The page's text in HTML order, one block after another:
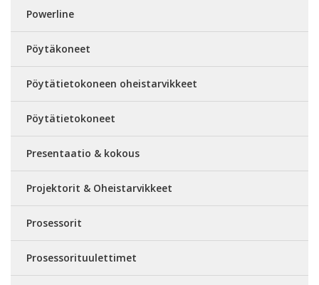
Powerline
Pöytäkoneet
Pöytätietokoneen oheistarvikkeet
Pöytätietokoneet
Presentaatio & kokous
Projektorit & Oheistarvikkeet
Prosessorit
Prosessorituulettimet